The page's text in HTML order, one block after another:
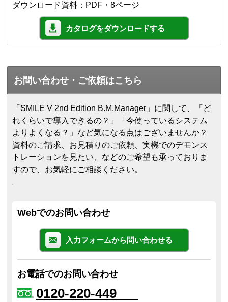
ダウンロード資料：PDF・8ページ
カタログをダウンロードする
お問い合わせ・ご依頼はこちら
「SMILE V 2nd Edition B.M.Manager」に関して、「ど
れくらいで導入できるの？」「今使っているシステム
よりよくなる？」など気になる点はございませんか？
資料のご請求、お見積りのご依頼、実機でのデモンス
トレーションを見たい、などのご希望も承っておりま
すので、お気軽にご相談ください。
Webでのお問い合わせ
入力フォームから問い合わせる
お電話でのお問い合わせ
0120-220-449